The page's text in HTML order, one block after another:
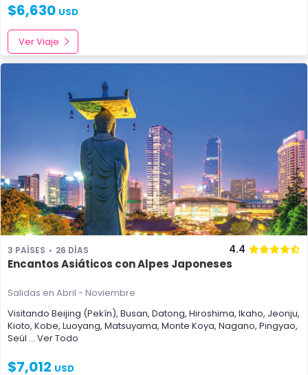
$6,630 USD
Ver Viaje
3 PAÍSES 26 DÍAS 4.4
Encantos Asiáticos con Alpes Japoneses
Salidas en Abril - Noviembre
Visitando Beijing (Pekín), Busan, Datong, Hiroshima, Ikaho, Jeonju,
Kioto, Kobe, Luoyang, Matsuyama, Monte Koya, Nagano, Pingyao,
Seúl ... Ver Todo
$7,012 USD